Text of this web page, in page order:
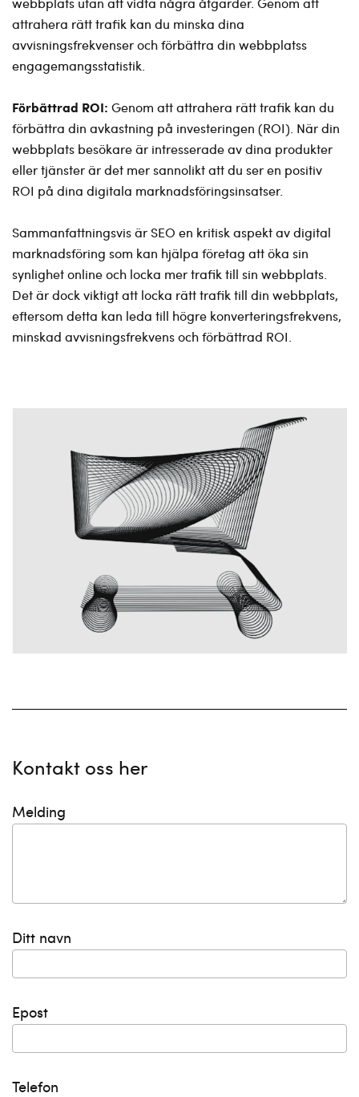
attrahera rätt trafik kan du minska dina
avvisningsfrekvenser och förbättra din webbplatss
engagemangsstatistik.
Förbättrad ROI: Genom att attrahera rätt trafik kan du
förbättra din avkastning på investeringen (ROI). När din
webbplats besökare är intresserade av dina produkter
eller tjänster är det mer sannolikt att du ser en positiv
ROI på dina digitala marknadsföringsinsatser.
Sammanfattningsvis är SEO en kritisk aspekt av digital
marknadsföring som kan hjälpa företag att öka sin
synlighet online och locka mer trafik till sin webbplats.
Det är dock viktigt att locka rätt trafik till din webbplats,
eftersom detta kan leda till högre konverteringsfrekvens,
minskad avvisningsfrekvens och förbättrad ROI.
Kontakt oss her
Melding
Ditt navn
Epost
Telefon